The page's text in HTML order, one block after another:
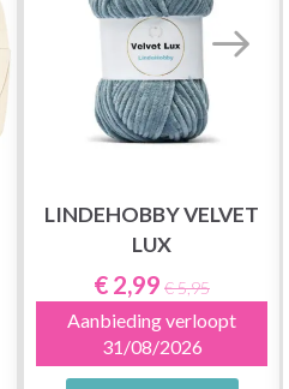
LINDEHOBBY VELVET
LUX
€ 2,99 € 5,95
Aanbieding verloopt
31/08/2026